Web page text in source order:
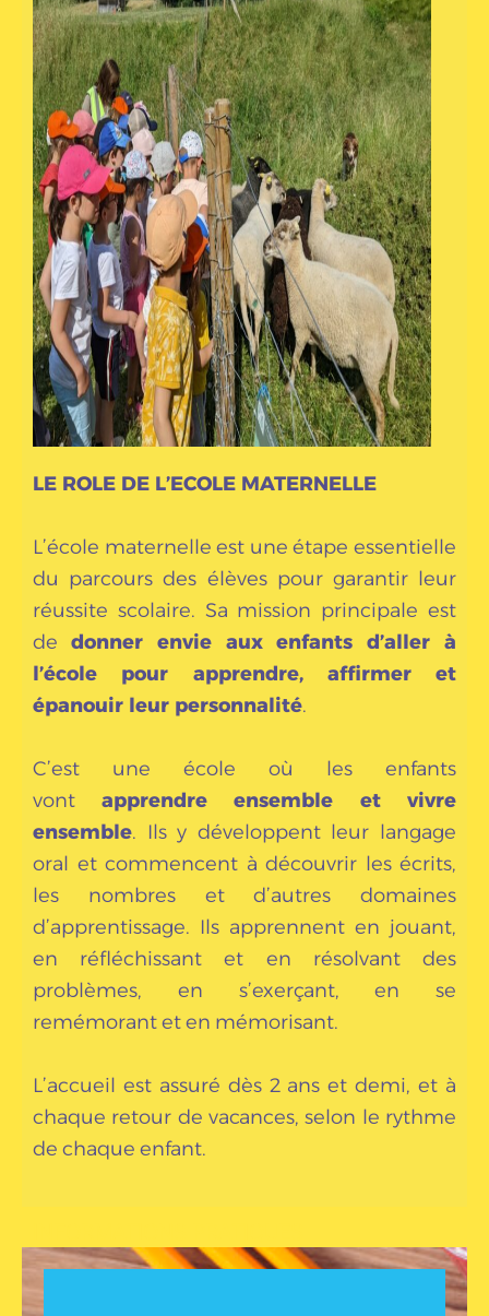
LE ROLE DE L’ECOLE MATERNELLE
L’école maternelle est une étape essentielle
du parcours des élèves pour garantir leur
réussite scolaire. Sa mission principale est
de donner envie aux enfants d’aller à
l’école pour apprendre, affirmer et
épanouir leur personnalité.
C’est une école où les enfants
vont apprendre ensemble et vivre
ensemble. Ils y développent leur langage
oral et commencent à découvrir les écrits,
les nombres et d’autres domaines
d’apprentissage. Ils apprennent en jouant,
en réfléchissant et en résolvant des
problèmes, en s’exerçant, en se
remémorant et en mémorisant.
L’accueil est assuré dès 2 ans et demi, et à
chaque retour de vacances, selon le rythme
de chaque enfant.